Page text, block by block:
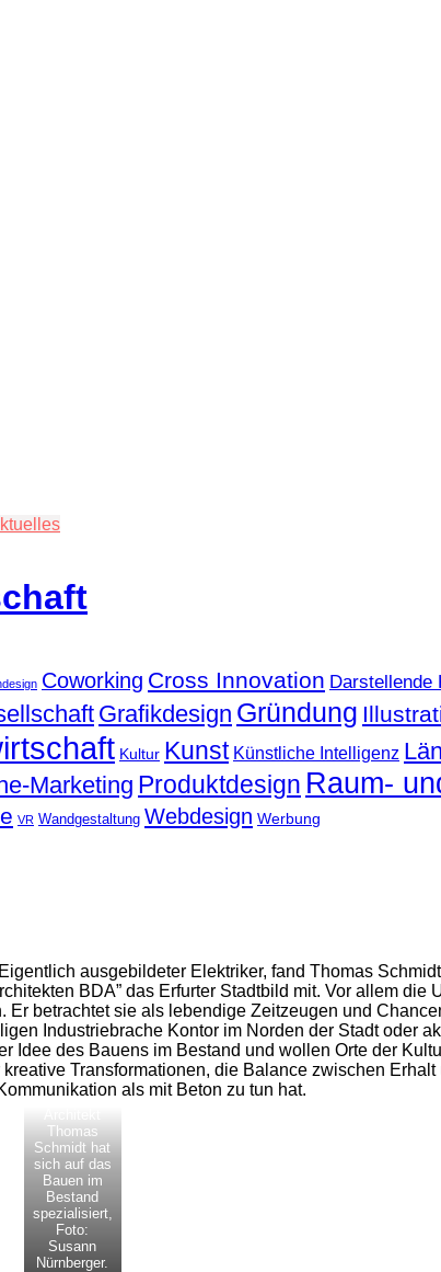
Coworking Cross Innovation Darstellende
Grafikdesign Gründung
Kultur Kunst Künstliche Intelligenz
Marketing Produktdesign Raum-
VR Wandgestaltung Webdesign Werbung
ausgebildeter Elektriker, fand Thomas
BDA” das Erfurter Stadtbild mit. Vor allem die
betrachtet sie als lebendige Zeitzeugen und
Industriebrache Kontor im Norden der Stadt oder
Idee des Bauens im Bestand und wollen Orte der
Transformationen, die Balance zwischen
als mit Beton zu tun hat.
Thomas
Schmidt hat
sich auf das
Bauen im
Bestand
spezialisiert,
Foto:
Susann
Nürnberger.